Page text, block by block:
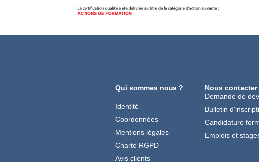
Qui sommes nous ?
Identité
Coordonnées
Mentions légales
Charte RGPD
Avis clients
Nous contacter
Demande de
Bulletin
Candidature
Emplois et